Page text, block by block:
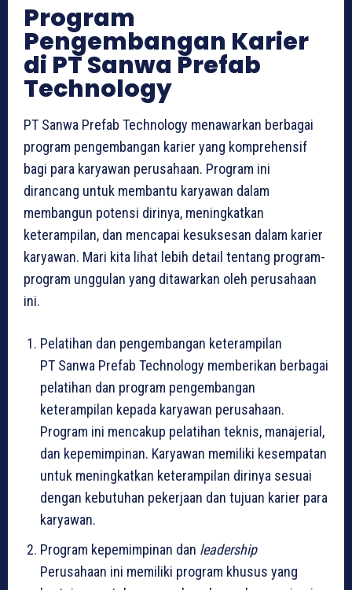
Program
Pengembangan Karier
di PT Sanwa Prefab
Technology
PT Sanwa Prefab Technology menawarkan berbagai
program pengembangan karier yang komprehensif
bagi para karyawan perusahaan. Program ini
dirancang untuk membantu karyawan dalam
membangun potensi dirinya, meningkatkan
keterampilan, dan mencapai kesuksesan dalam karier
karyawan. Mari kita lihat lebih detail tentang program-
program unggulan yang ditawarkan oleh perusahaan
ini.
Pelatihan dan pengembangan keterampilan
PT Sanwa Prefab Technology memberikan berbagai
pelatihan dan program pengembangan
keterampilan kepada karyawan perusahaan.
Program ini mencakup pelatihan teknis, manajerial,
dan kepemimpinan. Karyawan memiliki kesempatan
untuk meningkatkan keterampilan dirinya sesuai
dengan kebutuhan pekerjaan dan tujuan karier para
karyawan.
Program kepemimpinan dan leadership
Perusahaan ini memiliki program khusus yang